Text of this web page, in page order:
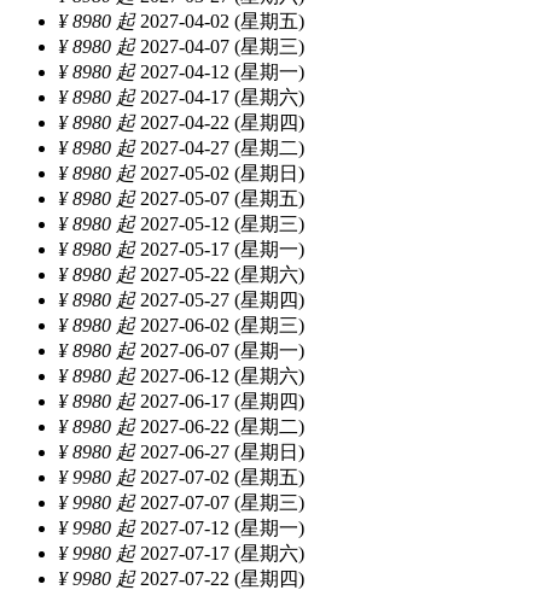
¥ 8980 起2027-04-02 (星期五)
¥ 8980 起2027-04-07 (星期三)
¥ 8980 起2027-04-12 (星期一)
¥ 8980 起2027-04-17 (星期六)
¥ 8980 起2027-04-22 (星期四)
¥ 8980 起2027-04-27 (星期二)
¥ 8980 起2027-05-02 (星期日)
¥ 8980 起2027-05-07 (星期五)
¥ 8980 起2027-05-12 (星期三)
¥ 8980 起2027-05-17 (星期一)
¥ 8980 起2027-05-22 (星期六)
¥ 8980 起2027-05-27 (星期四)
¥ 8980 起2027-06-02 (星期三)
¥ 8980 起2027-06-07 (星期一)
¥ 8980 起2027-06-12 (星期六)
¥ 8980 起2027-06-17 (星期四)
¥ 8980 起2027-06-22 (星期二)
¥ 8980 起2027-06-27 (星期日)
¥ 9980 起2027-07-02 (星期五)
¥ 9980 起2027-07-07 (星期三)
¥ 9980 起2027-07-12 (星期一)
¥ 9980 起2027-07-17 (星期六)
¥ 9980 起2027-07-22 (星期四)